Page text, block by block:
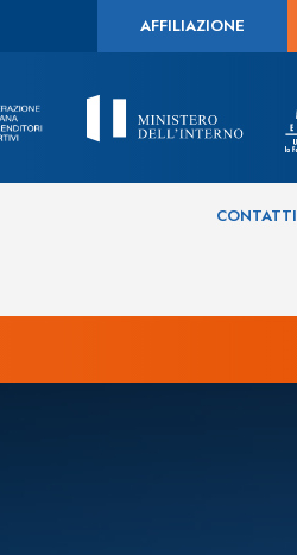
AFFILIAZIONE
CONTATTI